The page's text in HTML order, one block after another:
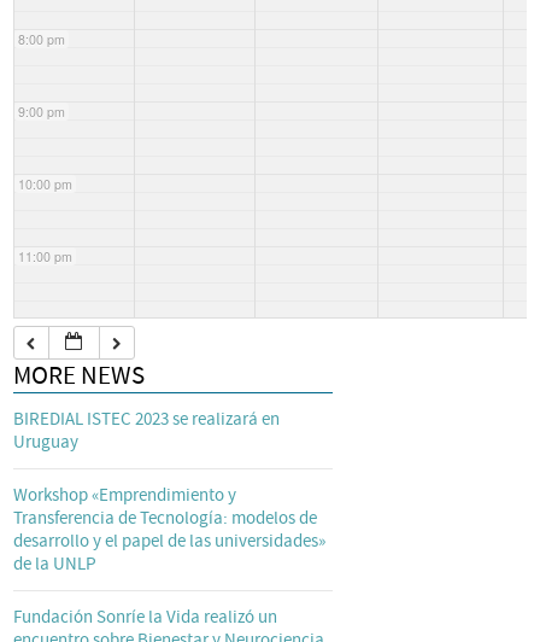
8:00 pm
9:00 pm
10:00 pm
11:00 pm
MORE NEWS
BIREDIAL ISTEC 2023 se realizará en
Uruguay
Workshop «Emprendimiento y
Transferencia de Tecnología: modelos de
desarrollo y el papel de las universidades»
de la UNLP
Fundación Sonríe la Vida realizó un